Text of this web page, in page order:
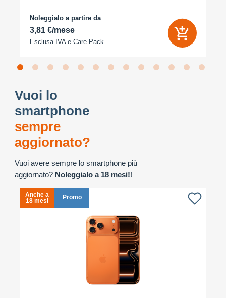
Noleggialo a partire da
3,81 €/mese
Esclusa IVA e Care Pack
Vuoi lo
smartphone
sempre
aggiornato?
Vuoi avere sempre lo smartphone più
aggiornato? Noleggialo a 18 mesi!!
Anche a
18 mesi
Promo